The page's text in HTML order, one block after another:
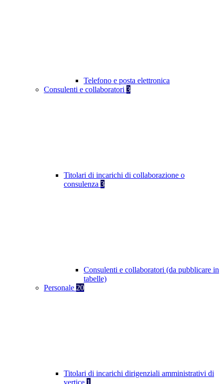
Telefono e posta elettronica
Consulenti e collaboratori 3
Titolari di incarichi di collaborazione o
consulenza 3
Consulenti e collaboratori (da pubblicare in
tabelle)
Personale 20
Titolari di incarichi dirigenziali amministrativi di